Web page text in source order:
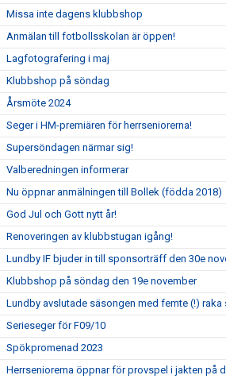
Missa inte dagens klubbshop
Anmälan till fotbollsskolan är öppen!
Lagfotografering i maj
Klubbshop på söndag
Årsmöte 2024
Seger i HM-premiären för herrseniorerna!
Supersöndagen närmar sig!
Valberedningen informerar
Nu öppnar anmälningen till Bollek (födda 2018)
God Jul och Gott nytt år!
Renoveringen av klubbstugan igång!
Lundby IF bjuder in till sponsorträff den 30e
Klubbshop på söndag den 19e november
Lundby avslutade säsongen med femte (!) raka
Serieseger för F09/10
Spökpromenad 2023
Herrseniorerna öppnar för provspel i jakten på